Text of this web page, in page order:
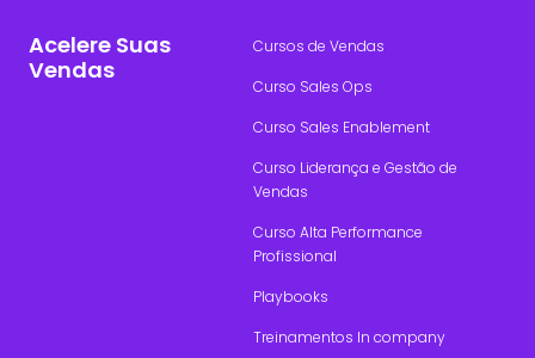
Acelere Suas
Vendas
Cursos de Vendas
Curso Sales Ops
Curso Sales Enablement
Curso Liderança e Gestão de
Vendas
Curso Alta Performance
Profissional
Playbooks
Treinamentos In company